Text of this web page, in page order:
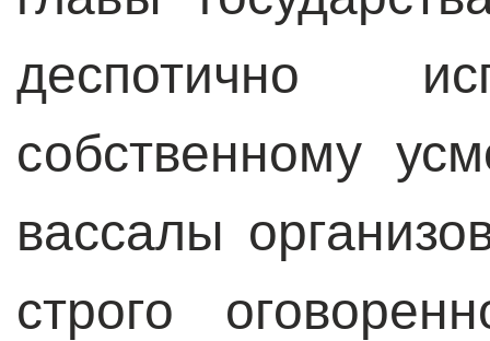
деспотично
собственному
вассалы
строго